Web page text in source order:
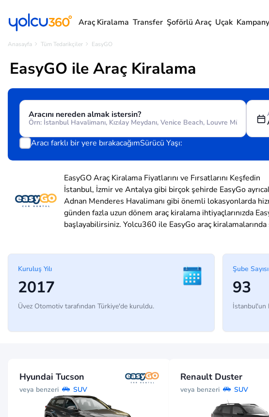
Araç Kiralama Transfer Şoförlü Araç Uçak
Anasayfa Tüm Tedarikçiler EasyGO
EasyGO ile Araç Kiralama
Aracını nereden almak istersin?
Aracı farklı bir yere bırakacağımSürücü Yaşı:
EasyGO Araç Kiralama Fiyatlarını ve Fırsatlarını Keşfedin
İstanbul, İzmir ve Antalya gibi birçok şehirde EasyGo
Adnan Menderes Havalimanı gibi önemli lokasyonlarda
günden fazla uzun dönem araç kiralama ihtiyaçlarınızda
başlayabilirsiniz. Yolcu360 ile EasyGo araç
Kuruluş Yılı
2017
Üvez Otomotiv tarafından Türkiye'de kuruldu.
Şube Sayısı
93
İstanbul'un
Hyundai Tucson
veya benzeri SUV
Renault Duster
veya benzeri SUV